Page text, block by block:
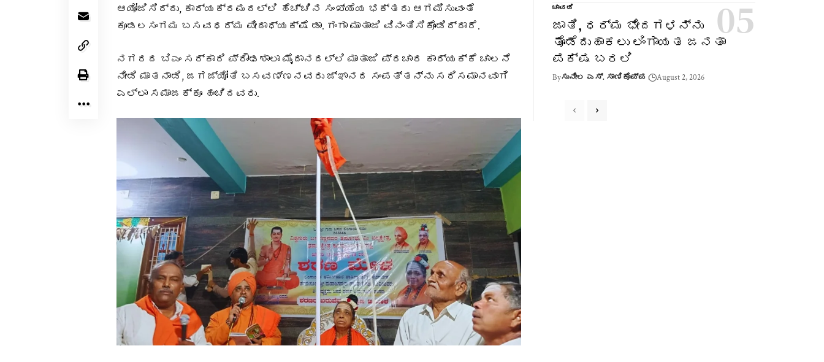
ಆಯೋಜಿಸಿದ್ದು, ಕಾರ್ಯಕ್ರಮದಲ್ಲಿ ಹೆಚ್ಚಿನ ಸಂಖ್ಯೆಯ ಭಕ್ತರು ಆಗಮಿಸುವಂತೆ
ಕೂಡಲಸಂಗಮ ಬಸವಧರ್ಮ ಪೀಠಾಧ್ಯಕ್ಷೆ ಡಾ. ಗಂಗಾ ಮಾತಾಜಿ ವಿನಂತಿಸಿಕೊಂಡಿದ್ದಾರೆ.
ನಗರದ ಬಿಎಂ ಸರ್ಕಾರಿ ಪ್ರೌಢಶಾಲಾ ಮೈದಾನದಲ್ಲಿ ಮಾತಾಜಿ ಪ್ರಚಾರ ಕಾರ್ಯಕ್ಕೆ ಚಾಲನೆ
ನೀಡಿ ಮಾತನಾಡಿ, ಜಗಜ್ಯೋತಿ ಬಸವಣ್ಣನವರು ಜ್ಞಾನದ ಸಂಪತ್ತನ್ನು ಸರಿಸಮಾನವಾಗಿ
ಎಲ್ಲಾ ಸಮಾಜಕ್ಕೂ ಹಂಚಿದವರು.
ಚಾವಡಿ
ಜಾತಿ, ಧರ್ಮ ಭೇದಗಳನ್ನು
ತೊಡೆದುಹಾಕಲು ಲಿಂಗಾಯತ ಜನತಾ
ಪಕ್ಷ ಬರಲಿ
Byಸುನೀಲ ಎಸ್. ಸಾಣಿಕೊಪ್ಪ August 2, 2026